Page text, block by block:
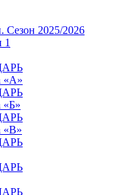
Сезон 2025/2026
1
«А»
«Б»
«В»